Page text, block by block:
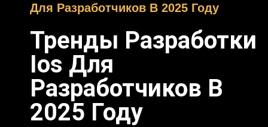
Для Разработчиков В 2025 Году
Тренды Разработки
Ios Для
Разработчиков В
2025 Году